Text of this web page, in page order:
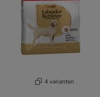
4 varianten